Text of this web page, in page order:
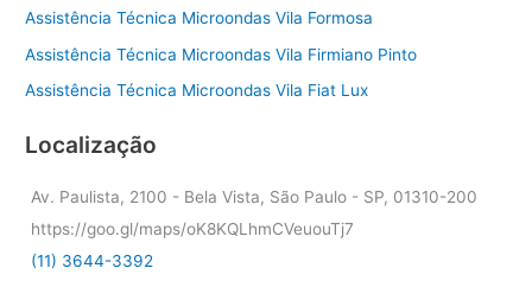
Assistência Técnica Microondas Vila Formosa
Assistência Técnica Microondas Vila Firmiano Pinto
Assistência Técnica Microondas Vila Fiat Lux
Localização
Av. Paulista, 2100 - Bela Vista, São Paulo - SP, 01310-200
https://goo.gl/maps/oK8KQLhmCVeuouTj7
(11) 3644-3392